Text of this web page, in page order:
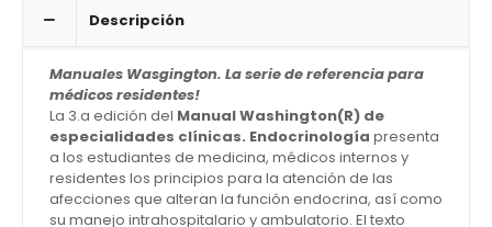
Descripción
Manuales Wasgington. La serie de referencia para
médicos residentes!
La 3.a edición del Manual Washington(R) de
especialidades clínicas. Endocrinología presenta
a los estudiantes de medicina, médicos internos y
residentes los principios para la atención de las
afecciones que alteran la función endocrina, así como
su manejo intrahospitalario y ambulatorio. El texto